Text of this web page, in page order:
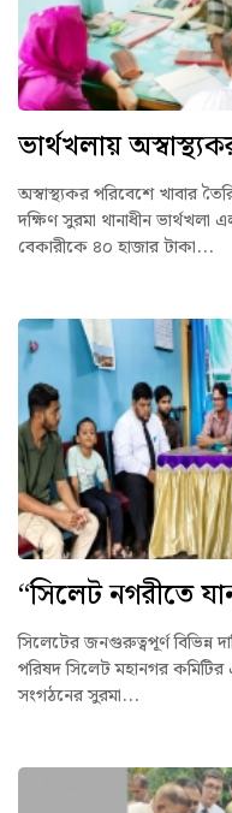
ভার্থখলায়
অস্বাস্থ্যকর পরিবেশে খাবার
দক্ষিণ সুরমা থানাধীন
বেকারীকে ৪০ হাজার টাকা...
“সিলেট নগরীতে
সিলেটের জনগুরুত্বপূর্ণ বিভিন্ন
পরিষদ সিলেট মহানগর
সংগঠনের সুরমা...